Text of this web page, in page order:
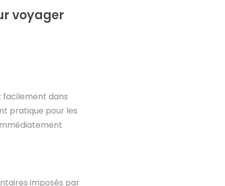
voyager
facilement dans
pratique pour les
imposés par